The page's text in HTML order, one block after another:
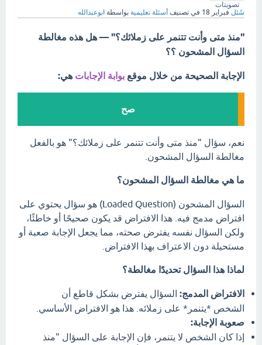
تصويتات
سُئل فبراير 18 في تصنيف أسئلة تعليمية بواسطة ابوعبدالله
"منذ متى وأنت تتنمر على زملائك؟" — هل هذه مغالطة
السؤال المشحون ؟؟
الإجابة الصحيحة من خلال موقع بوابة الإجابات هي:
صح
نعم، سؤال "منذ متى وأنت تتنمر على زملائك؟" هو بالفعل
مغالطة السؤال المشحون.
ما هي مغالطة السؤال المشحون؟
السؤال المشحون (Loaded Question) هو سؤال يحتوي على
افتراض مدمج فيه. هذا الافتراض قد يكون صحيحًا أو خاطئًا،
ولكن السؤال نفسه يفترض صحته، مما يجعل الإجابة صعبة أو
مستحيلة دون الاعتراف بهذا الافتراض.
لماذا هذا السؤال تحديدًا مغالطة؟
الافتراض المدمج: السؤال يفترض بشكل قاطع أن
الشخص *يتنمر* على زملائه. هذا هو الافتراض الأساسي.
صعوبة الإجابة:
إذا كان الشخص لا يتنمر، فإن الإجابة على السؤال "منذ